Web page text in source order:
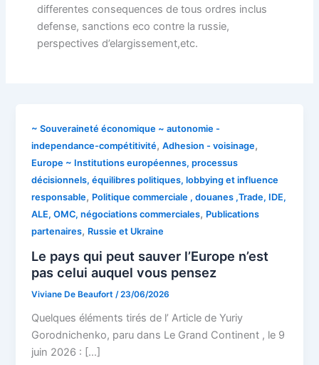
differentes consequences de tous ordres inclus
defense, sanctions eco contre la russie,
perspectives d’elargissement,etc.
~ Souveraineté économique ~ autonomie -
independance-compétitivité,Adhesion - voisinage,
Europe ~ Institutions européennes, processus
décisionnels, équilibres politiques, lobbying et influence
responsable, Politique commerciale , douanes ,Trade, IDE,
ALE, OMC, négociations commerciales, Publications
partenaires, Russie et Ukraine
Le pays qui peut sauver l’Europe n’est
pas celui auquel vous pensez
Viviane De Beaufort /23/06/2026
Quelques éléments tirés de l’ Article de Yuriy
Gorodnichenko, paru dans Le Grand Continent , le 9
juin 2026 : […]